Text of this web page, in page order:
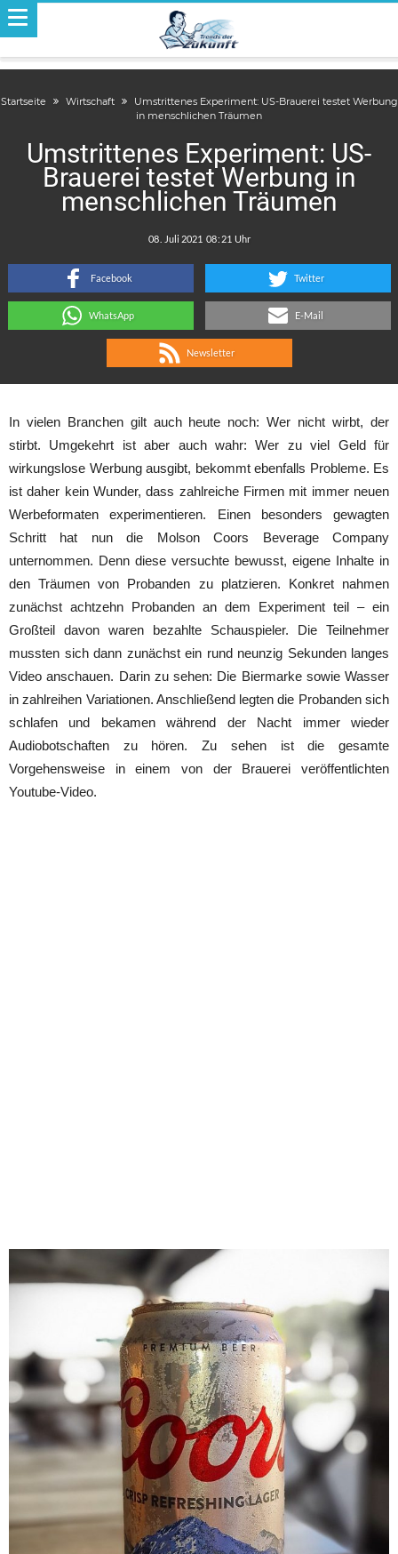
Startseite Wirtschaft
Umstrittenes Experiment: US-Brauerei testet Werbung
in menschlichen Träumen
Umstrittenes Experiment: US-
Brauerei testet Werbung in
menschlichen Träumen
:
Facebook Twitter
WhatsApp E-Mail
Newsletter
In vielen Branchen gilt auch heute noch: Wer nicht wirbt, der
stirbt. Umgekehrt ist aber auch wahr: Wer zu viel Geld für
wirkungslose Werbung ausgibt, bekommt ebenfalls Probleme. Es
ist daher kein Wunder, dass zahlreiche Firmen mit immer neuen
Werbeformaten experimentieren. Einen besonders gewagten
Schritt hat nun die Molson Coors Beverage Company
unternommen. Denn diese versuchte bewusst, eigene Inhalte in
den Träumen von Probanden zu platzieren. Konkret nahmen
zunächst achtzehn Probanden an dem Experiment teil – ein
Großteil davon waren bezahlte Schauspieler. Die Teilnehmer
mussten sich dann zunächst ein rund neunzig Sekunden langes
Video anschauen. Darin zu sehen: Die Biermarke sowie Wasser
in zahlreihen Variationen. Anschließend legten die Probanden sich
schlafen und bekamen während der Nacht immer wieder
Audiobotschaften zu hören. Zu sehen ist die gesamte
Vorgehensweise in einem von der Brauerei veröffentlichten
Youtube-Video.